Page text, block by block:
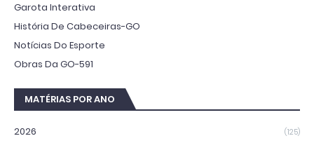
Garota Interativa
História De Cabeceiras-GO
Notícias Do Esporte
Obras Da GO-591
MATÉRIAS POR ANO
2026 (125)